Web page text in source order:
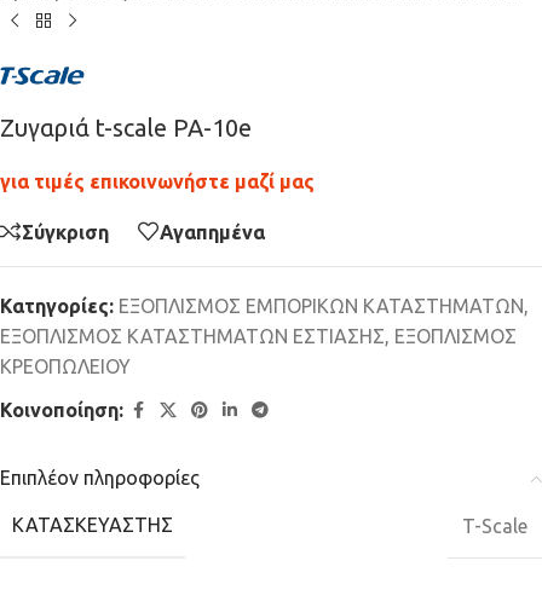
Ζυγαριά t-scale PA-10e
για τιμές επικοινωνήστε μαζί μας
Σύγκριση Αγαπημένα
Κατηγορίες: ΕΞΟΠΛΙΣΜΟΣ ΕΜΠΟΡΙΚΩΝ ΚΑΤΑΣΤΗΜΑΤΩΝ,
ΕΞΟΠΛΙΣΜΟΣ ΚΑΤΑΣΤΗΜΑΤΩΝ ΕΣΤΙΑΣΗΣ, ΕΞΟΠΛΙΣΜΟΣ
ΚΡΕΟΠΩΛΕΙΟΥ
Κοινοποίηση:
Επιπλέον πληροφορίες
ΚΑΤΑΣΚΕΥΑΣΤΉΣ T-Scale